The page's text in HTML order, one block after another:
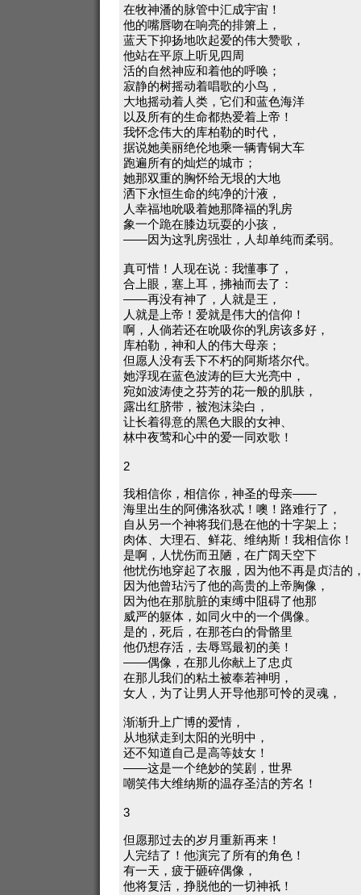
在牧神潘的脉管中汇成宇宙！
他的嘴唇吻在响亮的排箫上，
蓝天下抑扬地吹起爱的伟大赞歌，
他站在平原上听见四周
活的自然神应和着他的呼唤；
寂静的树摇动着唱歌的小鸟，
大地摇动着人类，它们和蓝色海洋
以及所有的生命都热爱着上帝！
我怀念伟大的库柏勒的时代，
据说她美丽绝伦地乘一辆青铜大车
跑遍所有的灿烂的城市；
她那双重的胸怀给无垠的大地
洒下永恒生命的纯净的汁液，
人幸福地吮吸着她那降福的乳房
象一个跪在膝边玩耍的小孩，
——因为这乳房强壮，人却单纯而柔弱。
真可惜！人现在说：我懂事了，
合上眼，塞上耳，拂袖而去了：
——再没有神了，人就是王，
人就是上帝！爱就是伟大的信仰！
啊，人倘若还在吮吸你的乳房该多好，
库柏勒，神和人的伟大母亲；
但愿人没有丢下不朽的阿斯塔尔代。
她浮现在蓝色波涛的巨大光亮中，
宛如波涛使之芬芳的花一般的肌肤，
露出红脐带，被泡沫染白，
让长着得意的黑色大眼的女神、
林中夜莺和心中的爱一同欢歌！
2
我相信你，相信你，神圣的母亲——
海里出生的阿佛洛狄忒！噢！路难行了，
自从另一个神将我们悬在他的十字架上；
肉体、大理石、鲜花、维纳斯！我相信你！
是啊，人忧伤而丑陋，在广阔天空下
他忧伤地穿起了衣服，因为他不再是贞洁的
因为他曾玷污了他的高贵的上帝胸像，
因为他在那肮脏的束缚中阻碍了他那
威严的躯体，如同火中的一个偶像。
是的，死后，在那苍白的骨骼里
他仍想存活，去辱骂最初的美！
——偶像，在那儿你献上了忠贞
在那儿我们的粘土被奉若神明，
女人，为了让男人开导他那可怜的灵魂，
渐渐升上广博的爱情，
从地狱走到太阳的光明中，
还不知道自己是高等妓女！
——这是一个绝妙的笑剧，世界
嘲笑伟大维纳斯的温存圣洁的芳名！
3
但愿那过去的岁月重新再来！
人完结了！他演完了所有的角色！
有一天，疲于砸碎偶像，
他将复活，挣脱他的一切神祇！